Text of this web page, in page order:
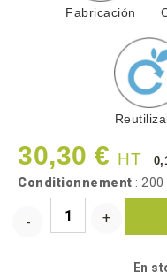
Fabricación
30,30 € HT
Conditionnement : 200
En